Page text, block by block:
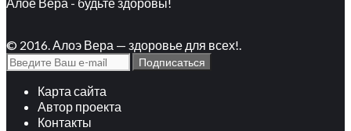
© 2016. Алоэ Вера — здоровье для всех!.
Карта сайта
Автор проекта
Контакты